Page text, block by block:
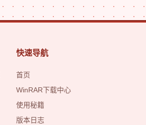
快速导航
首页
WinRAR下载中心
使用秘籍
版本日志